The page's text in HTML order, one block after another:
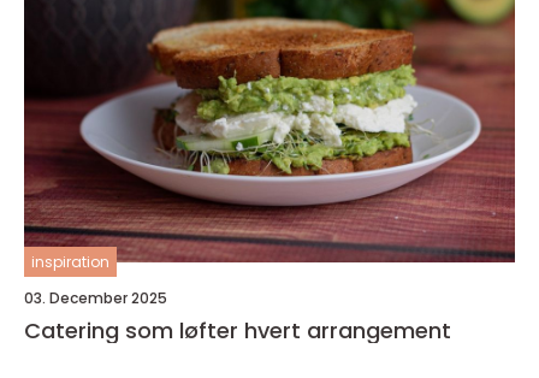
inspiration
03. December 2025
Catering som løfter hvert arrangement